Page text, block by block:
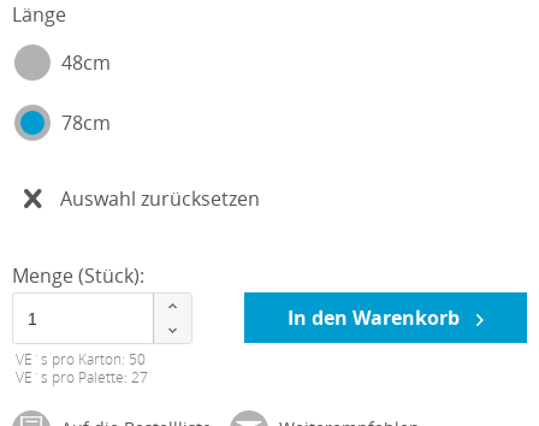
Länge
48cm
78cm
Auswahl zurücksetzen
Menge (Stück):
VE´s pro Karton: 50
VE´s pro Palette: 27
In den Warenkorb